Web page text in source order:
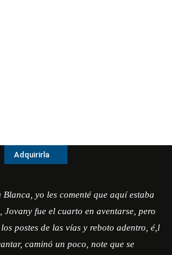
Adquirirla
yo les comenté que aquí estaba
Jovany fue el cuarto en aventarse, pero
postes de las vías y reboto adentro, é,l
caminó un poco, note que se